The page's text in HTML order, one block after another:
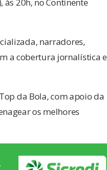
às 20h, no Continente
narradores,
a cobertura jornalística e
da Bola, com apoio da
os melhores